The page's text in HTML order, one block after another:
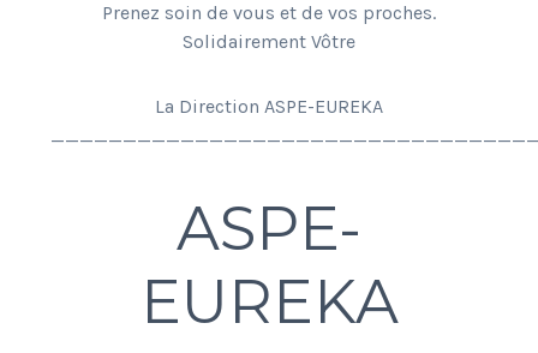
Prenez soin de vous et de vos proches.
Solidairement Vôtre
La Direction ASPE-EUREKA
ASPE-
EUREKA